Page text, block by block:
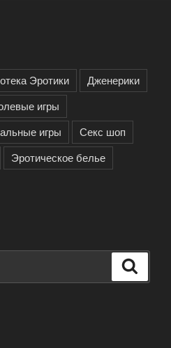
Эротики
Дженерики
игры
игры
Секс шоп
Эротическое белье